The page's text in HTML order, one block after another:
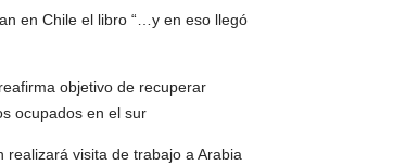
en Chile el libro “…y en eso llegó
objetivo de recuperar
ocupados en el sur
realizará visita de trabajo a Arabia